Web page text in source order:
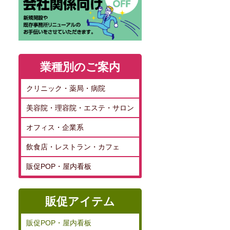
業種別のご案内
クリニック・薬局・病院
美容院・理容院・エステ・サロン
オフィス・企業系
飲食店・レストラン・カフェ
販促POP・屋内看板
販促アイテム
販促POP・屋内看板